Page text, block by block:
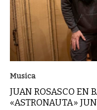
Musica
JUAN ROSASCO EN
«ASTRONAUTA»